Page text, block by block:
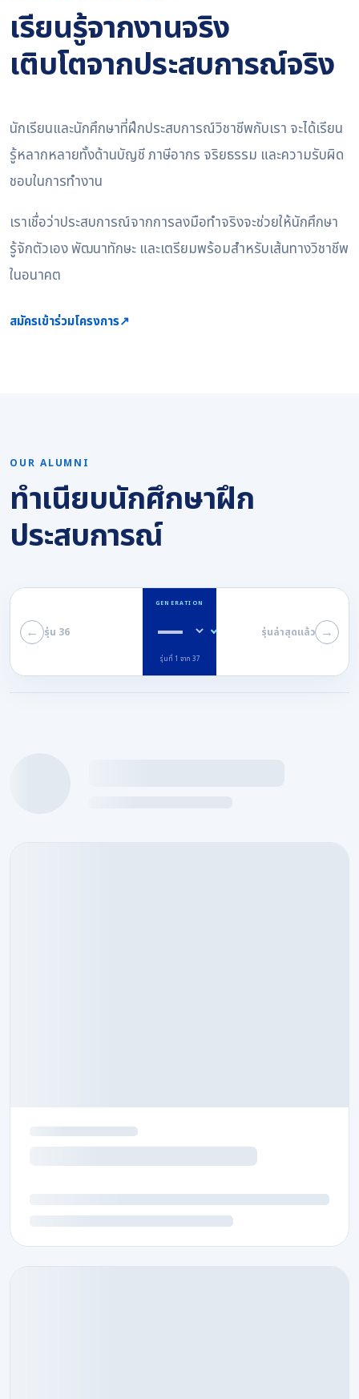
เรียนรู้จากงานจริง
เติบโตจากประสบการณ์จริง
นักเรียนและนักศึกษาที่ฝึกประสบการณ์วิชาชีพกับเรา จะได้เรียน
รู้หลากหลายทั้งด้านบัญชี ภาษีอากร จริยธรรม และความรับผิด
ชอบในการทำงาน
เราเชื่อว่าประสบการณ์จากการลงมือทำจริงจะช่วยให้นักศึกษา
รู้จักตัวเอง พัฒนาทักษะ และเตรียมพร้อมสำหรับเส้นทางวิชาชีพ
ในอนาคต
สมัครเข้าร่วมโครงการ↗
OUR ALUMNI
ทำเนียบนักศึกษาฝึก
ประสบการณ์
← รุ่น 36
GENERATION
รุ่นที่ 1 จาก 37
รุ่นล่าสุดแล้ว →